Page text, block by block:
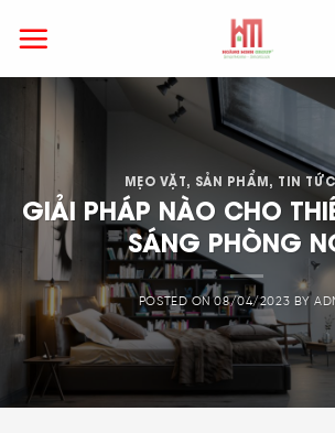
MẸO VẶT, SẢN PHẨM, TIN
GIẢI PHÁP NÀO CHO
SÁNG PHÒNG
POSTED ON08/04/2023 BY